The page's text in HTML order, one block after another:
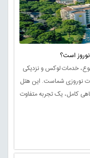
نوروز است؟
خدمات لوکس و نزدیکی
نوروزی شماست. این هتل
کامل، یک تجربه متفاوت